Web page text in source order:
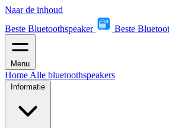
Naar de inhoud
Beste Bluetoothspeaker
Beste
Menu
Home Alle bluetoothspeakers
Informatie